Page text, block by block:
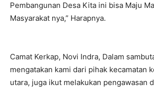
Pembangunan Desa Kita ini bisa Maju
Masyarakat nya,” Harapnya.
Camat Kerkap, Novi Indra, Dalam
mengatakan kami dari pihak kecamatan
utara, juga ikut melakukan pengawasan